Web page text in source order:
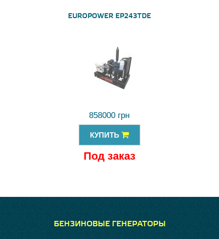
EUROPOWER EP243TDE
858000 грн
КУПИТЬ
Под заказ
БЕНЗИНОВЫЕ ГЕНЕРАТОРЫ